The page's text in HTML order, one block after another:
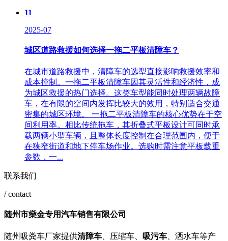
11
2025-07
城区道路救援如何选择一拖二平板清障车？
在城市道路救援中，清障车的选型直接影响救援效率和
成本控制。一拖二平板清障车因其灵活性和经济性，成
为城区救援的热门选择。这类车型能同时处理两辆故障
车，在有限的空间内发挥比较大的效用，特别适合交通
密集的城区环境。 一拖二平板清障车的核心优势在于空
间利用率。相比传统拖车，其折叠式平板设计可同时承
载两辆小型车辆，且整体长度控制在合理范围内，便于
在狭窄街道和地下停车场作业。选购时需注意平板载重
参数，一...
联系我们
/ contact
随州市燊金专用汽车销售有限公司
随州吸粪车厂家提供清障车 、压缩车、 吸污车 、洒水车等产